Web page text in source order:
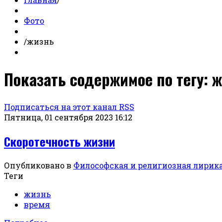
Фото
/жизнь
Показать содержимое по тегу:
Подписаться на этот канал RSS
Пятница, 01 сентября 2023 16:12
Скоротечность жизни
Опубликовано в Философская и религиозная
Теги
жизнь
время